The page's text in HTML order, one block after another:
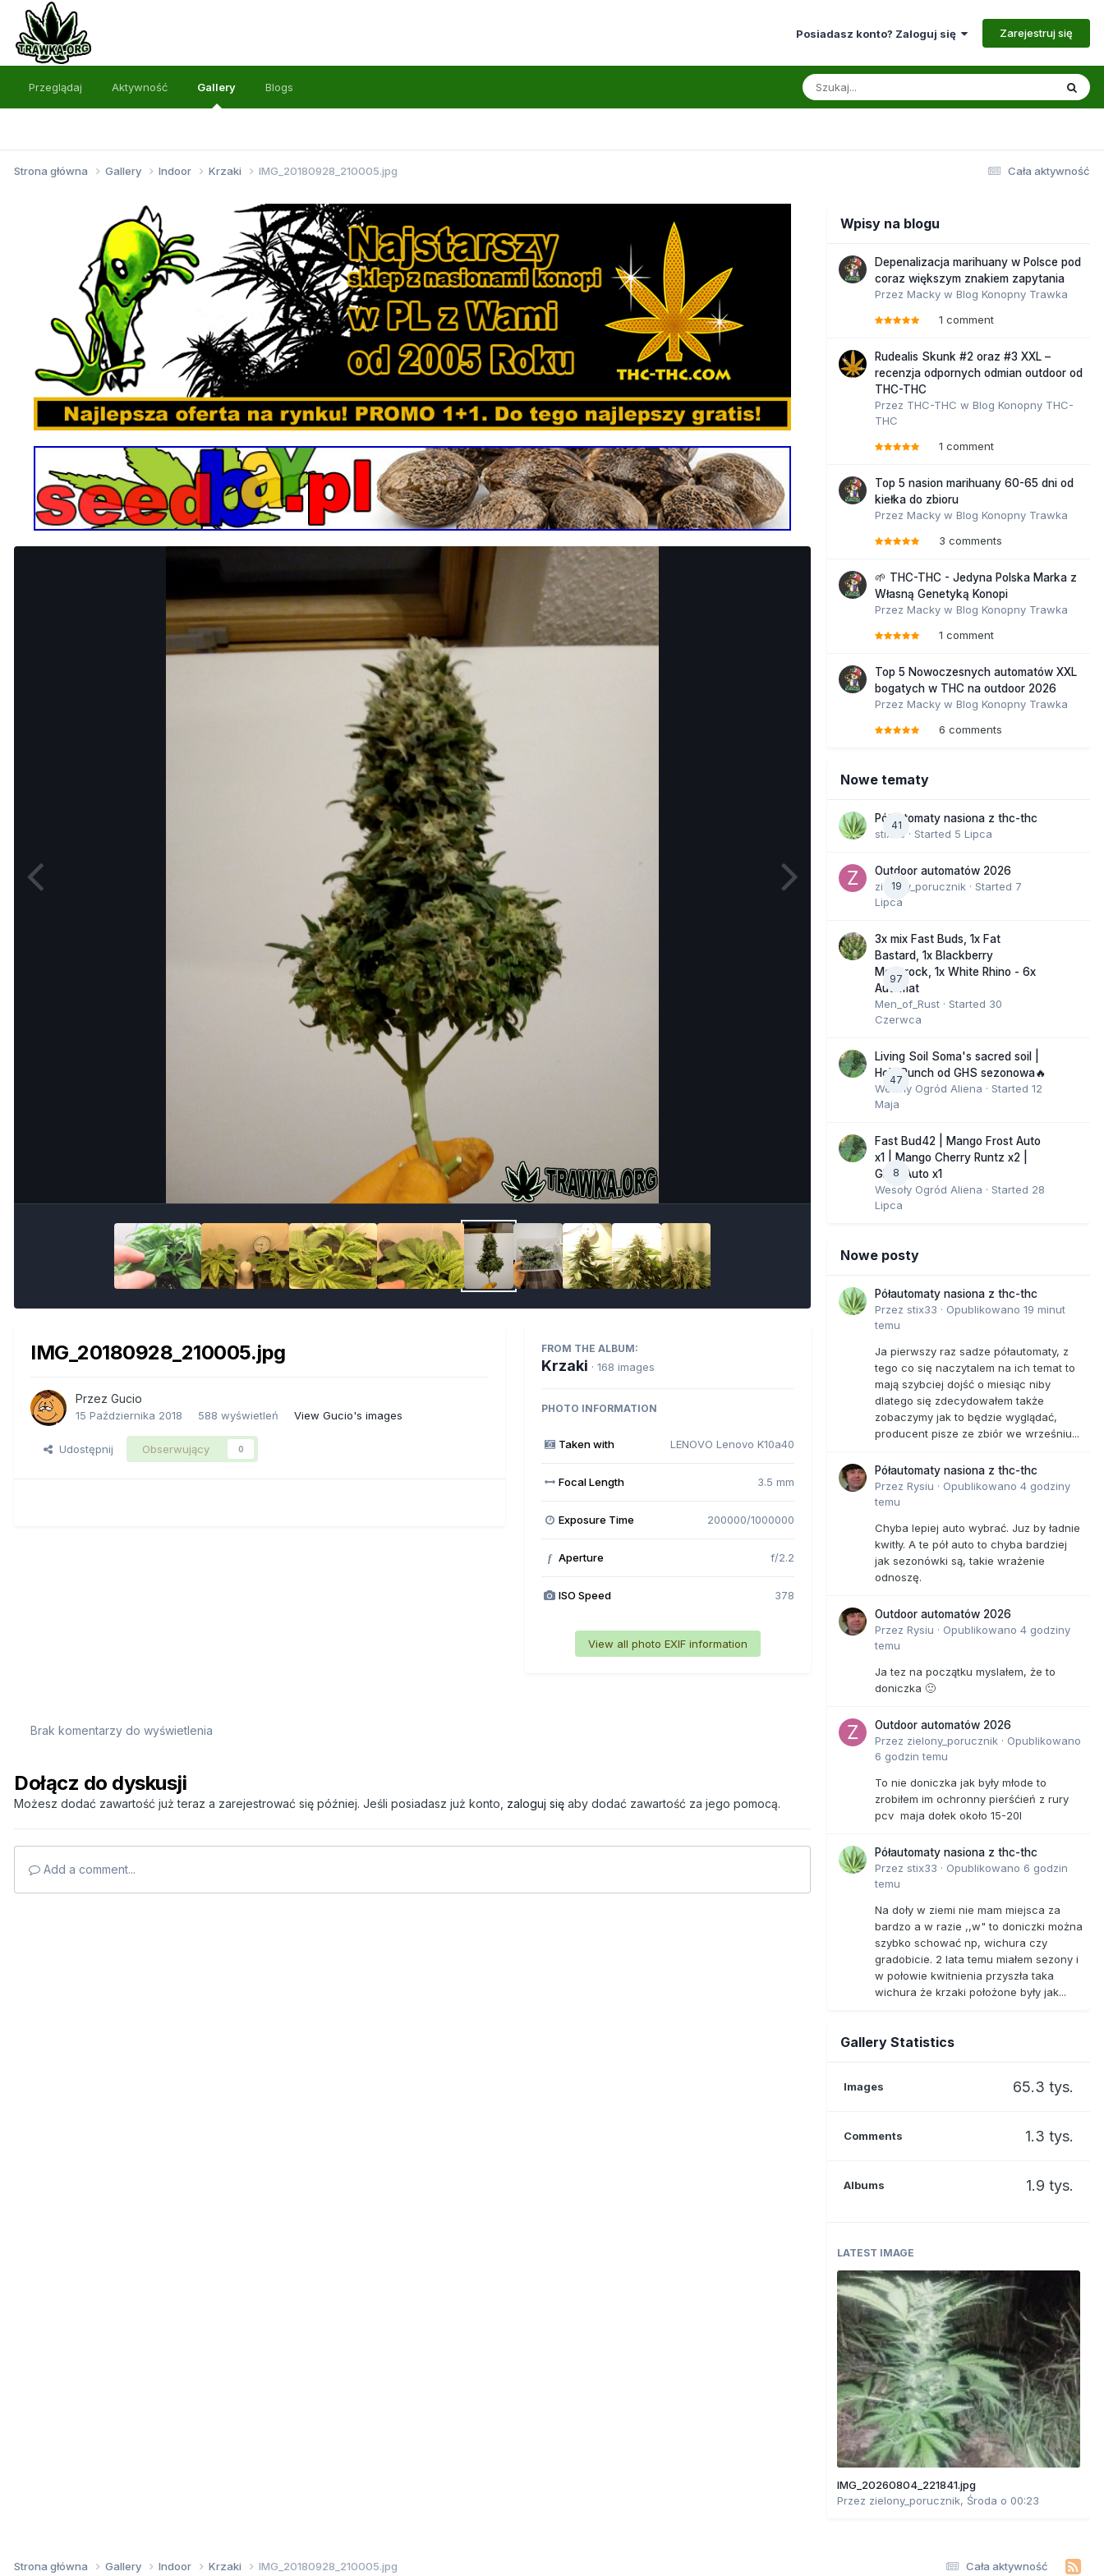
Posiadasz konto? Zaloguj się Zarejestruj się
Przeglądaj Aktywność Gallery Blogs
Cała aktywność
Strona główna Gallery Indoor Krzaki IMG_20180928_210005.jpg
IMG_20180928_210005.jpg
Przez Gucio
15 Października 2018 588 wyświetleń View Gucio's images
Udostępnij Obserwujący 0
FROM THE ALBUM:
Krzaki · 168 images
PHOTO INFORMATION
Taken with LENOVO Lenovo K10a40
Focal Length 3.5 mm
Exposure Time 200000/1000000
f Aperture f/2.2
ISO Speed 378
View all photo EXIF information
Brak komentarzy do wyświetlenia
Dołącz do dyskusji
Możesz dodać zawartość już teraz a zarejestrować się później. Jeśli posiadasz już konto, zaloguj się aby dodać zawartość za jego pomocą.
Add a comment...
Wpisy na blogu
Depenalizacja marihuany w Polsce pod
coraz większym znakiem zapytania
Przez Macky w Blog Konopny Trawka
1 comment
Rudealis Skunk #2 oraz #3 XXL –
recenzja odpornych odmian outdoor od
THC-THC
Przez THC-THC w Blog Konopny THC-
THC
1 comment
Top 5 nasion marihuany 60-65 dni od
kiełka do zbioru
Przez Macky w Blog Konopny Trawka
3 comments
🌱 THC-THC - Jedyna Polska Marka z
Własną Genetyką Konopi
Przez Macky w Blog Konopny Trawka
1 comment
Top 5 Nowoczesnych automatów XXL
bogatych w THC na outdoor 2026
Przez Macky w Blog Konopny Trawka
6 comments
Nowe tematy
41
Półautomaty nasiona z thc-thc
stix33 · Started 5 Lipca
19
Outdoor automatów 2026
zielony_porucznik · Started 7
Lipca
97
3x mix Fast Buds, 1x Fat
Bastard, 1x Blackberry
Moonrock, 1x White Rhino - 6x
Automat
Men_of_Rust · Started 30
Czerwca
47
Living Soil Soma's sacred soil |
Holy Punch od GHS sezonowa🔥
Wesoły Ogród Aliena · Started 12
Maja
8
Fast Bud42 | Mango Frost Auto
x1 | Mango Cherry Runtz x2 |
GMO Auto x1
Wesoły Ogród Aliena · Started 28
Lipca
Nowe posty
Półautomaty nasiona z thc-thc
Przez stix33 · Opublikowano 19 minut
temu
Ja pierwszy raz sadze półautomaty, z
tego co się naczytalem na ich temat to
mają szybciej dojść o miesiąc niby
dlatego się zdecydowałem także
zobaczymy jak to będzie wyglądać,
producent pisze ze zbiór we wrześniu...
Półautomaty nasiona z thc-thc
Przez Rysiu · Opublikowano 4 godziny
temu
Chyba lepiej auto wybrać. Juz by ładnie
kwitły. A te pół auto to chyba bardziej
jak sezonówki są, takie wrażenie
odnoszę.
Outdoor automatów 2026
Przez Rysiu · Opublikowano 4 godziny
temu
Ja tez na początku myslałem, że to
doniczka 🙂
Outdoor automatów 2026
Przez zielony_porucznik · Opublikowano
6 godzin temu
To nie doniczka jak były młode to
zrobiłem im ochronny pierśćień z rury
pcv maja dołek około 15-20l
Półautomaty nasiona z thc-thc
Przez stix33 · Opublikowano 6 godzin
temu
Na doły w ziemi nie mam miejsca za
bardzo a w razie ,,w" to doniczki można
szybko schować np, wichura czy
gradobicie. 2 lata temu miałem sezony i
w połowie kwitnienia przyszła taka
wichura że krzaki położone były jak...
Gallery Statistics
Images 65.3 tys.
Comments 1.3 tys.
Albums 1.9 tys.
LATEST IMAGE
IMG_20260804_221841.jpg
Przez zielony_porucznik, Środa o 00:23
Cała aktywność
Strona główna Gallery Indoor Krzaki IMG_20180928_210005.jpg